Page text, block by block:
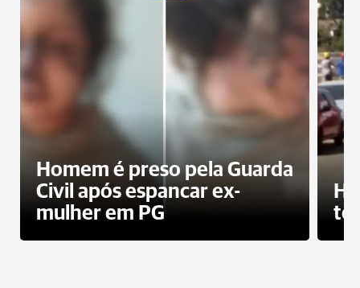
Homem é preso pela Guarda
Civil após espancar ex-
mulher em PG